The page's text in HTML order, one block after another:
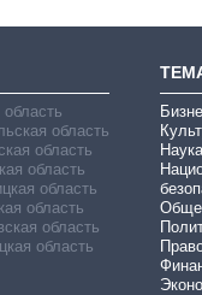
область
область
область
область
область
область
область
Наука